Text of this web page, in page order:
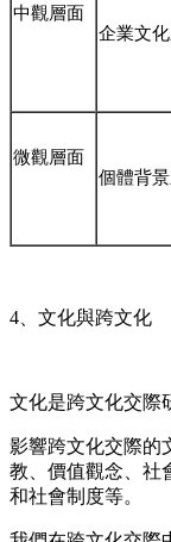
中觀層面
企業文
微觀層面
個體背
4、 文化與跨文化
文化是跨文化交際
影響跨文化交際的
教、價值觀念、社
和社會制度等。